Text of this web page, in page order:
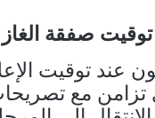
توقيت صفقة الغاز
عند توقيت
تزامن مع